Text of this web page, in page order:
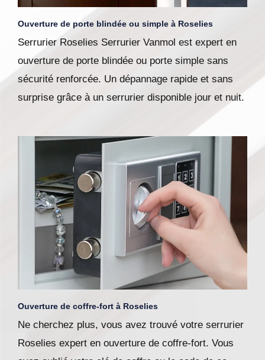
Ouverture de porte blindée ou simple à Roselies
Serrurier Roselies Serrurier Vanmol est expert en
ouverture de porte blindée ou porte simple sans
sécurité renforcée. Un dépannage rapide et sans
surprise grâce à un serrurier disponible jour et nuit.
Ouverture de coffre-fort à Roselies
Ne cherchez plus, vous avez trouvé votre serrurier
Roselies expert en ouverture de coffre-fort. Vous